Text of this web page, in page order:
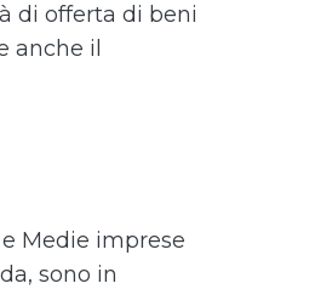
di offerta di beni
anche il
Medie imprese
sono in